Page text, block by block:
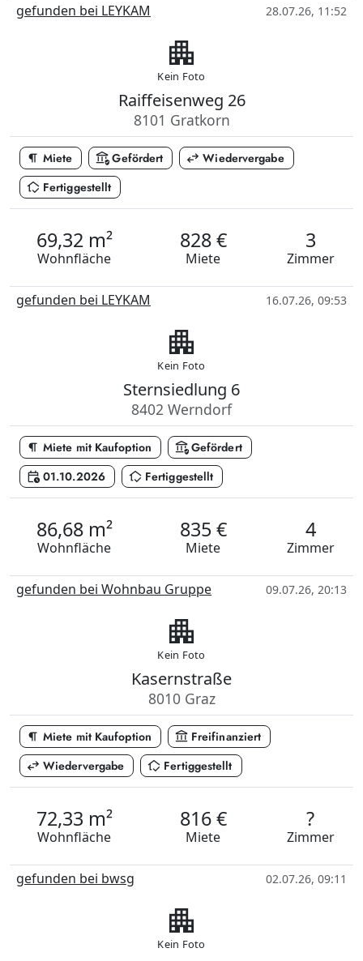
gefunden bei LEYKAM 28.07.26, 11:52
apartment
Kein Foto
Raiffeisenweg 26
8101 Gratkorn
format_paragraph Miete assured_workloadGefördert swap_horiz Wiedervergabe
in_home_mode Fertiggestellt
69,32 m²
Wohnfläche
828 €
Miete
3
Zimmer
gefunden bei LEYKAM 16.07.26, 09:53
apartment
Kein Foto
Sternsiedlung 6
8402 Werndorf
format_paragraph Miete mit Kaufoption assured_workloadGefördert
calendar_clock 01.10.2026 in_home_mode Fertiggestellt
86,68 m²
Wohnfläche
835 €
Miete
4
Zimmer
gefunden bei Wohnbau Gruppe 09.07.26, 20:13
apartment
Kein Foto
Kasernstraße
8010 Graz
format_paragraph Miete mit Kaufoption account_balance Freifinanziert
swap_horiz Wiedervergabe in_home_mode Fertiggestellt
72,33 m²
Wohnfläche
816 €
Miete
?
Zimmer
gefunden bei bwsg 02.07.26, 09:11
apartment
Kein Foto